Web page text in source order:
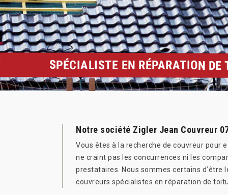
SPÉCIALISTE EN RÉPARATION DE
Notre société Zigler Jean Couvreur
Vous êtes à la recherche de couvreur pour
ne craint pas les concurrences ni les
prestataires. Nous sommes certains d’être
couvreurs spécialistes en réparation de